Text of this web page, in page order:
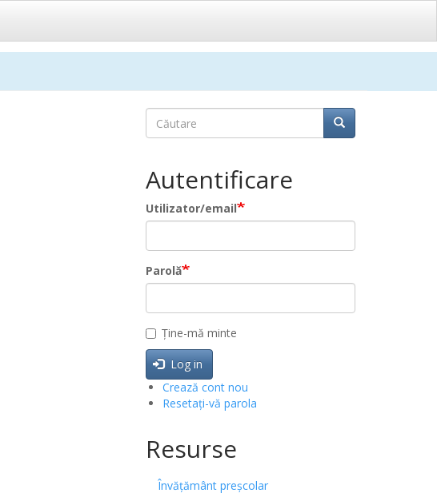
Căutare
Căutare Căutare
Autentificare
Utilizator/email
Parolă
Ține-mă minte
Log in
Crează cont nou
Resetați-vă parola
Resurse
Învățământ preșcolar